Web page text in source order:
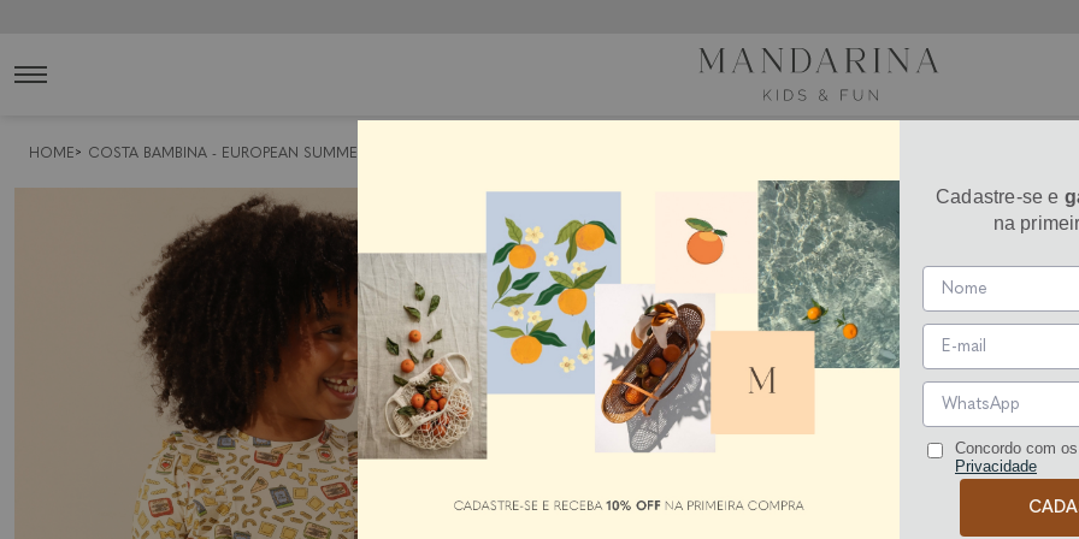
HOME COSTA BAMBINA - EUROPEAN SUMMER
Cadastre-se e
na
Concordo com
Privacidade